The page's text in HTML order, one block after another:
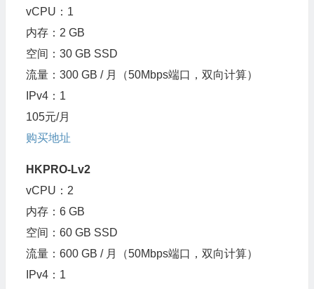
vCPU：1
内存：2 GB
空间：30 GB SSD
流量：300 GB / 月（50Mbps端口，双向计算）
IPv4：1
105元/月
购买地址
HKPRO-Lv2
vCPU：2
内存：6 GB
空间：60 GB SSD
流量：600 GB / 月（50Mbps端口，双向计算）
IPv4：1